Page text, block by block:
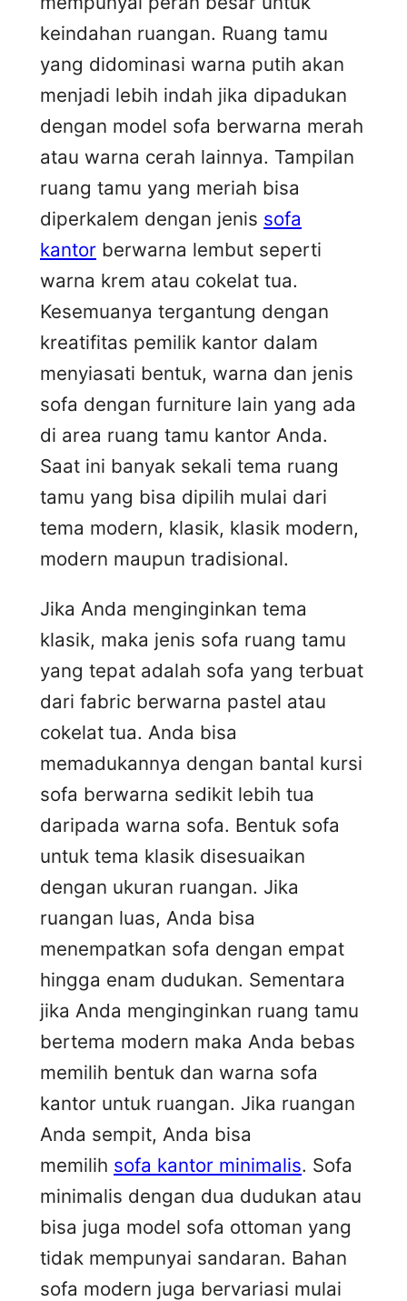
keindahan ruangan. Ruang tamu
yang didominasi warna putih akan
menjadi lebih indah jika dipadukan
dengan model sofa berwarna merah
atau warna cerah lainnya. Tampilan
ruang tamu yang meriah bisa
diperkalem dengan jenis sofa
kantor berwarna lembut seperti
warna krem atau cokelat tua.
Kesemuanya tergantung dengan
kreatifitas pemilik kantor dalam
menyiasati bentuk, warna dan jenis
sofa dengan furniture lain yang ada
di area ruang tamu kantor Anda.
Saat ini banyak sekali tema ruang
tamu yang bisa dipilih mulai dari
tema modern, klasik, klasik modern,
modern maupun tradisional.
Jika Anda menginginkan tema
klasik, maka jenis sofa ruang tamu
yang tepat adalah sofa yang terbuat
dari fabric berwarna pastel atau
cokelat tua. Anda bisa
memadukannya dengan bantal kursi
sofa berwarna sedikit lebih tua
daripada warna sofa. Bentuk sofa
untuk tema klasik disesuaikan
dengan ukuran ruangan. Jika
ruangan luas, Anda bisa
menempatkan sofa dengan empat
hingga enam dudukan. Sementara
jika Anda menginginkan ruang tamu
bertema modern maka Anda bebas
memilih bentuk dan warna sofa
kantor untuk ruangan. Jika ruangan
Anda sempit, Anda bisa
memilih sofa kantor minimalis. Sofa
minimalis dengan dua dudukan atau
bisa juga model sofa ottoman yang
tidak mempunyai sandaran. Bahan
sofa modern juga bervariasi mulai